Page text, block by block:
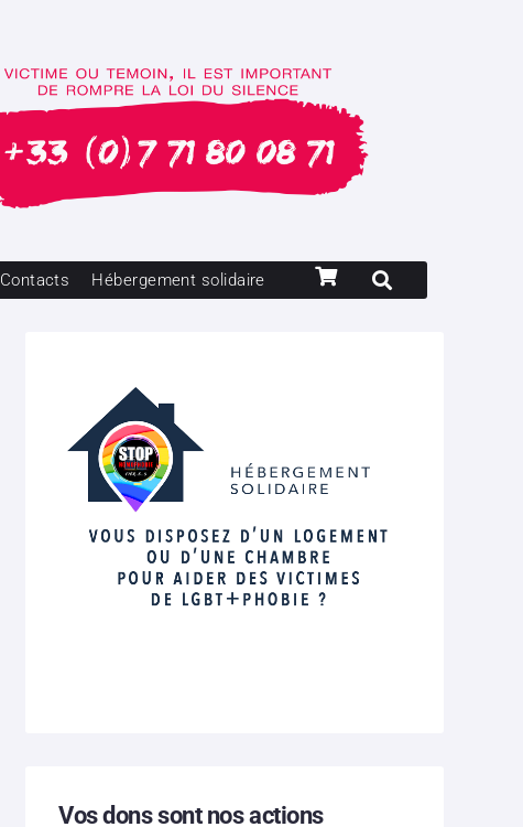
Contacts Hébergement solidaire
Vos dons sont nos actions